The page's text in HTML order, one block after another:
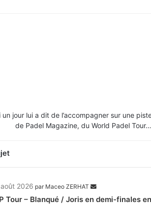
un jour lui a dit de l’accompagner sur une
de Padel Magazine, du World Padel
août 2026 par Maceo ZERHAT
Tour – Blanqué / Joris en demi-finales